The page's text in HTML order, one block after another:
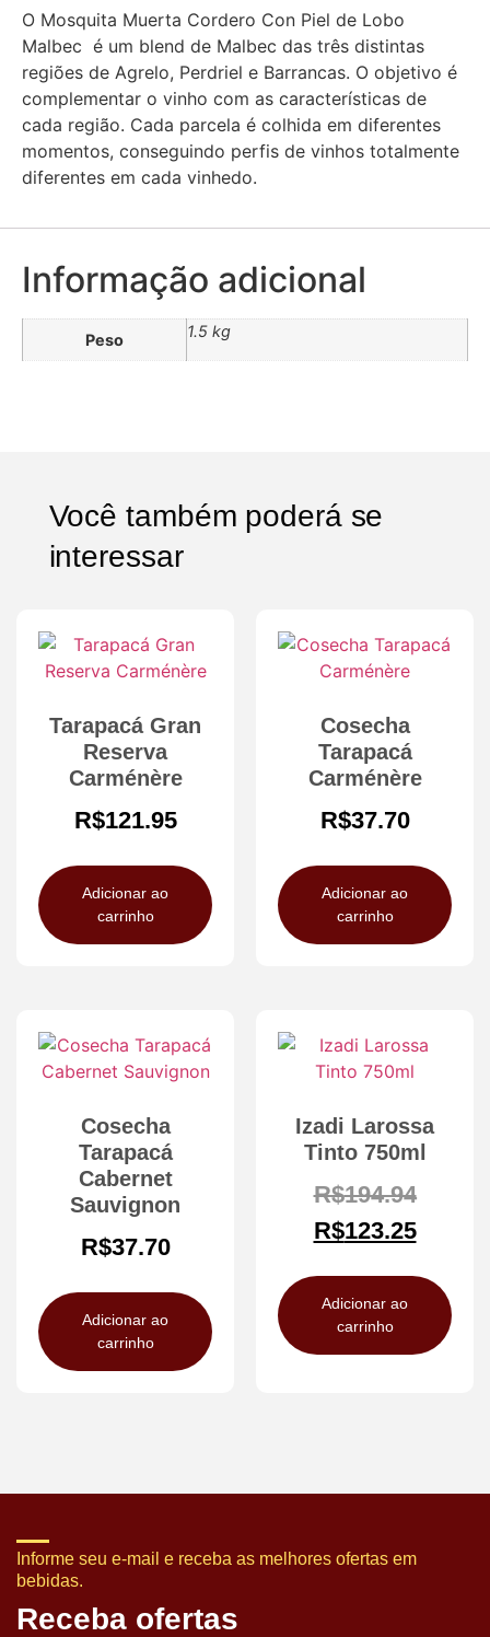
O Mosquita Muerta Cordero Con Piel de Lobo
Malbec é um blend de Malbec das três distintas
regiões de Agrelo, Perdriel e Barrancas. O objetivo é
complementar o vinho com as características de
cada região. Cada parcela é colhida em diferentes
momentos, conseguindo perfis de vinhos totalmente
diferentes em cada vinhedo.
Informação adicional
Peso 1.5 kg
Você também poderá se
interessar
Tarapacá Gran
Reserva
Carménère
R$121.95
Adicionar ao
carrinho
Cosecha
Tarapacá
Carménère
R$37.70
Adicionar ao
carrinho
Cosecha
Tarapacá
Cabernet
Sauvignon
R$37.70
Adicionar ao
carrinho
Izadi Larossa
Tinto 750ml
R$194.94
R$123.25
Adicionar ao
carrinho
Informe seu e-mail e receba as melhores ofertas em
bebidas.
Receba ofertas